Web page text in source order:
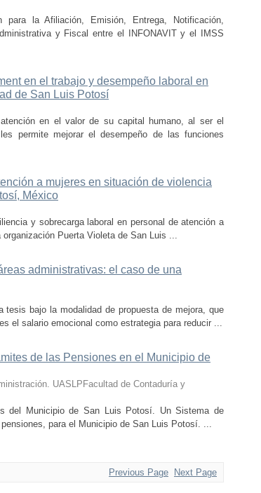
la Afiliación, Emisión, Entrega, Notificación,
y Fiscal entre el INFONAVIT y el IMSS
en el trabajo y desempeño laboral en
de San Luis Potosí
en el valor de su capital humano, al ser el
permite mejorar el desempeño de las funciones
a mujeres en situación de violencia
México
y sobrecarga laboral en personal de atención a
Puerta Violeta de San Luis ...
administrativas: el caso de una
bajo la modalidad de propuesta de mejora, que
el salario emocional como estrategia para reducir ...
de las Pensiones en el Municipio de
UASLPFacultad de Contaduría y
del Municipio de San Luis Potosí. Un Sistema de
para el Municipio de San Luis Potosí. ...
Previous Page Next Page